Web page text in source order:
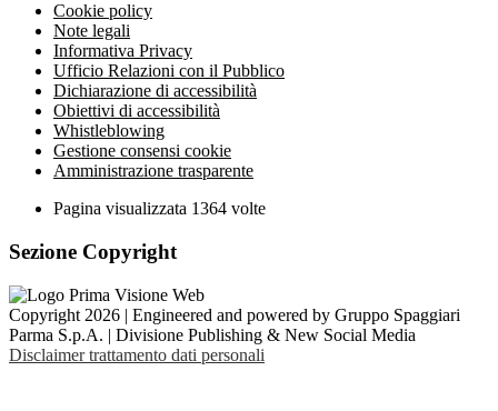
Cookie policy
Note legali
Informativa Privacy
Ufficio Relazioni con il Pubblico
Dichiarazione di accessibilità
Obiettivi di accessibilità
Whistleblowing
Gestione consensi cookie
Amministrazione trasparente
Pagina visualizzata 1364 volte
Sezione Copyright
Copyright 2026 | Engineered and powered by Gruppo Spaggiari
Parma S.p.A. | Divisione Publishing & New Social Media
Disclaimer trattamento dati personali